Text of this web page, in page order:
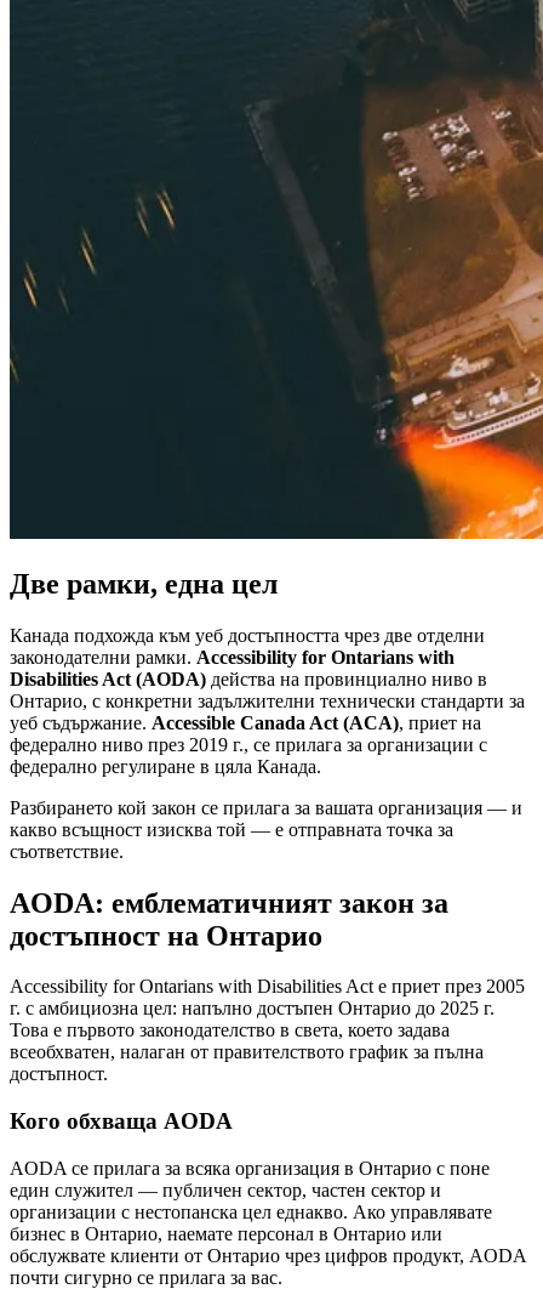
Две рамки, една цел
Канада подхожда към уеб достъпността чрез две отделни
законодателни рамки. Accessibility for Ontarians with
Disabilities Act (AODA) действа на провинциално ниво в
Онтарио, с конкретни задължителни технически стандарти за
уеб съдържание. Accessible Canada Act (ACA), приет на
федерално ниво през 2019 г., се прилага за организации с
федерално регулиране в цяла Канада.
Разбирането кой закон се прилага за вашата организация — и
какво всъщност изисква той — е отправната точка за
съответствие.
AODA: емблематичният закон за
достъпност на Онтарио
Accessibility for Ontarians with Disabilities Act е приет през 2005
г. с амбициозна цел: напълно достъпен Онтарио до 2025 г.
Това е първото законодателство в света, което задава
всеобхватен, налаган от правителството график за пълна
достъпност.
Кого обхваща AODA
AODA се прилага за всяка организация в Онтарио с поне
един служител — публичен сектор, частен сектор и
организации с нестопанска цел еднакво. Ако управлявате
бизнес в Онтарио, наемате персонал в Онтарио или
обслужвате клиенти от Онтарио чрез цифров продукт, AODA
почти сигурно се прилага за вас.